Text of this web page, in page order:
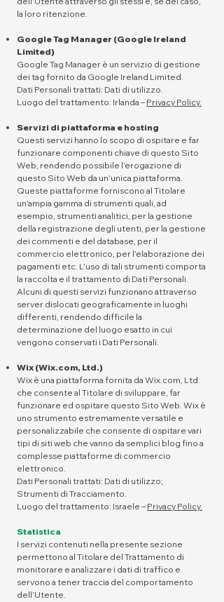
la loro ritenzione.
Google Tag Manager (Google Ireland
Limited)
Google Tag Manager è un servizio di gestione
dei tag fornito da Google Ireland Limited.
Dati Personali trattati: Dati di utilizzo.
Luogo del trattamento: Irlanda – Privacy Policy.
Servizi di piattaforma e hosting
Questi servizi hanno lo scopo di ospitare e far
funzionare componenti chiave di questo Sito
Web, rendendo possibile l’erogazione di
questo Sito Web da un’unica piattaforma.
Queste piattaforme forniscono al Titolare
un'ampia gamma di strumenti quali, ad
esempio, strumenti analitici, per la gestione
della registrazione degli utenti, per la gestione
dei commenti e del database, per il
commercio elettronico, per l’elaborazione dei
pagamenti etc. L’uso di tali strumenti comporta
la raccolta e il trattamento di Dati Personali.
Alcuni di questi servizi funzionano attraverso
server dislocati geograficamente in luoghi
differenti, rendendo difficile la
determinazione del luogo esatto in cui
vengono conservati i Dati Personali.
Wix (Wix.com, Ltd.)
Wix è una piattaforma fornita da Wix.com, Ltd.
che consente al Titolare di sviluppare, far
funzionare ed ospitare questo Sito Web. Wix è
uno strumento estremamente versatile e
personalizzabile che consente di ospitare vari
tipi di siti web che vanno da semplici blog fino a
complesse piattaforme di commercio
elettronico.
Dati Personali trattati: Dati di utilizzo;
Strumenti di Tracciamento.
Luogo del trattamento: Israele – Privacy Policy.
Statistica
I servizi contenuti nella presente sezione
permettono al Titolare del Trattamento di
monitorare e analizzare i dati di traffico e
servono a tener traccia del comportamento
dell’Utente.